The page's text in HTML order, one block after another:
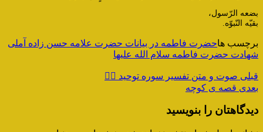
بضعه الرّسول،
بقیّه النّبوّه.
برچسب هاحضرت فاطمه در بیانات حضرت علامه حسن زاده آملی
شهادت حضرت فاطمه سلام الله علیها
قبلی صوت و متن تفسیر سوره توحید ۴️⃣
بعدی قصه ی کوچه
دیدگاهتان را بنویسید